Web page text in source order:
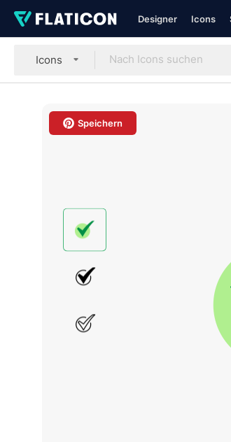
Designer Icons
Icons
Speichern